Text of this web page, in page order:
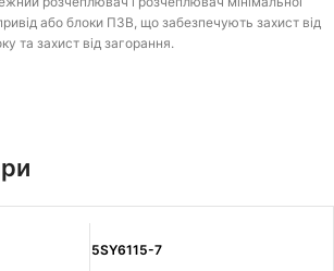
або блоки ПЗВ, що забезпечують захист від
та захист від загорання.
5SY6115-7